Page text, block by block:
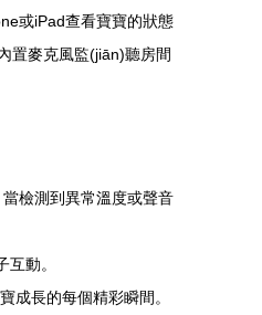
或iPad查看寶寶的狀態
置麥克風監(jiān)聽房間
檢測到異常溫度或聲音
動。
成長的每個精彩瞬間。